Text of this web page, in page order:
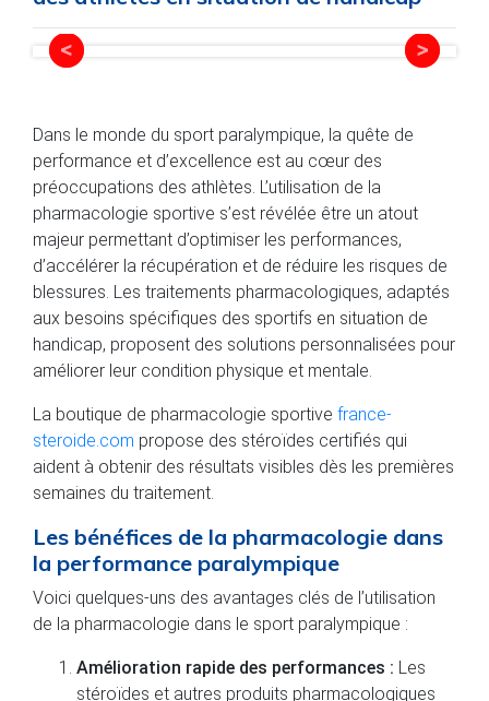
Dans le monde du sport paralympique, la quête de
performance et d’excellence est au cœur des
préoccupations des athlètes. L’utilisation de la
pharmacologie sportive s’est révélée être un atout
majeur permettant d’optimiser les performances,
d’accélérer la récupération et de réduire les risques de
blessures. Les traitements pharmacologiques, adaptés
aux besoins spécifiques des sportifs en situation de
handicap, proposent des solutions personnalisées pour
améliorer leur condition physique et mentale.
La boutique de pharmacologie sportive france-
steroide.com propose des stéroïdes certifiés qui
aident à obtenir des résultats visibles dès les premières
semaines du traitement.
Les bénéfices de la pharmacologie dans
la performance paralympique
Voici quelques-uns des avantages clés de l’utilisation
de la pharmacologie dans le sport paralympique :
Amélioration rapide des performances : Les
stéroïdes et autres produits pharmacologiques